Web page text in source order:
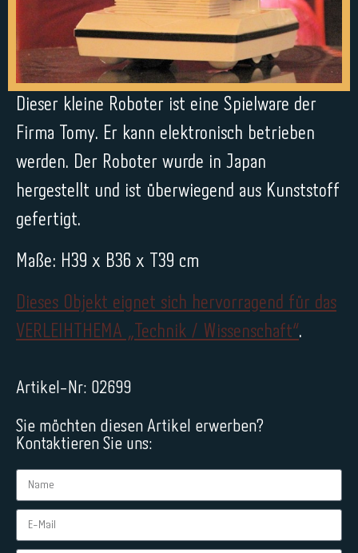
Dieser kleine Roboter ist eine Spielware der
Firma Tomy. Er kann elektronisch betrieben
werden. Der Roboter wurde in Japan
hergestellt und ist überwiegend aus Kunststoff
gefertigt.
Maße: H39 x B36 x T39 cm
Dieses Objekt eignet sich hervorragend für das
VERLEIHTHEMA „Technik / Wissenschaft“.
Artikel-Nr: 02699
Sie möchten diesen Artikel erwerben?
Kontaktieren Sie uns: